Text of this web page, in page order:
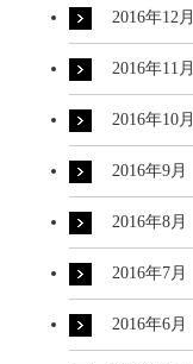
2016年12月
2016年11月
2016年10月
2016年9月
2016年8月
2016年7月
2016年6月